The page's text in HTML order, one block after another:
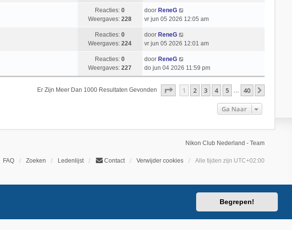
Begrepen!
Reacties:0
Weergaves:228
door ReneG
vr jun 05 2026 12:05 am
Reacties:0
Weergaves:224
door ReneG
vr jun 05 2026 12:01 am
Reacties:0
Weergaves:227
door ReneG
do jun 04 2026 11:59 pm
Er Zijn Meer Dan 1000 Resultaten Gevonden Pagina1 Van 40
1 2 3 4 5 … 40
Ga Naar
Nikon Club Nederland - Team
FAQ Zoeken Ledenlijst Contact Verwijder cookies Alle tijden zijn UTC+02:00